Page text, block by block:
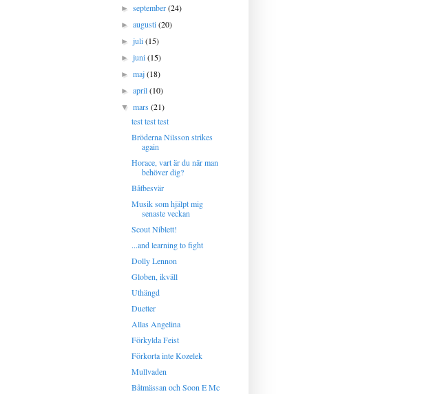
►september(24)
►augusti(20)
►juli(15)
►juni(15)
►maj(18)
►april(10)
▼mars(21)
test test test
Bröderna Nilsson strikes
again
Horace, vart är du när man
behöver dig?
Båtbesvär
Musik som hjälpt mig
senaste veckan
Scout Niblett!
...and learning to fight
Dolly Lennon
Globen, ikväll
Uthängd
Duetter
Allas Angelina
Förkylda Feist
Förkorta inte Kozelek
Mullvaden
Båtmässan och Soon E Mc